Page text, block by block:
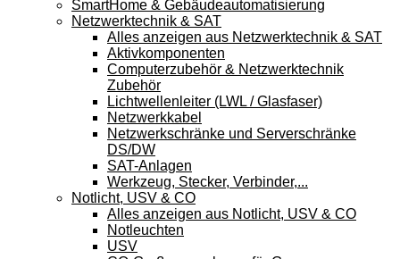
SmartHome & Gebäudeautomatisierung
Netzwerktechnik & SAT
Alles anzeigen aus Netzwerktechnik & SAT
Aktivkomponenten
Computerzubehör & Netzwerktechnik
Zubehör
Lichtwellenleiter (LWL / Glasfaser)
Netzwerkkabel
Netzwerkschränke und Serverschränke
DS/DW
SAT-Anlagen
Werkzeug, Stecker, Verbinder,...
Notlicht, USV & CO
Alles anzeigen aus Notlicht, USV & CO
Notleuchten
USV